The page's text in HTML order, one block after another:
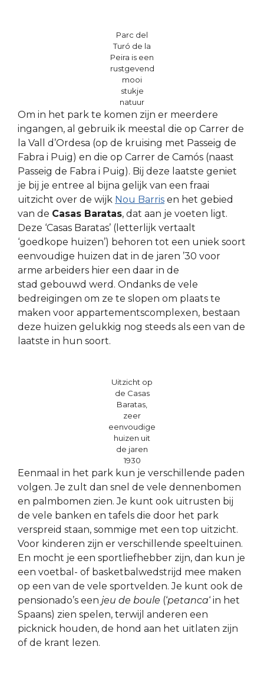
Parc del
Turó de la
Peira is een
rustgevend
mooi
stukje
natuur
Om in het park te komen zijn er meerdere
ingangen, al gebruik ik meestal die op Carrer de
la Vall d’Ordesa (op de kruising met Passeig de
Fabra i Puig) en die op Carrer de Camós (naast
Passeig de Fabra i Puig). Bij deze laatste geniet
je bij je entree al bijna gelijk van een fraai
uitzicht over de wijk Nou Barris en het gebied
van de Casas Baratas, dat aan je voeten ligt.
Deze ‘Casas Baratas’ (letterlijk vertaalt
‘goedkope huizen’) behoren tot een uniek soort
eenvoudige huizen dat in de jaren ’30 voor
arme arbeiders hier een daar in de
stad gebouwd werd. Ondanks de vele
bedreigingen om ze te slopen om plaats te
maken voor appartementscomplexen, bestaan
deze huizen gelukkig nog steeds als een van de
laatste in hun soort.
Uitzicht op
de Casas
Baratas,
zeer
eenvoudige
huizen uit
de jaren
1930
Eenmaal in het park kun je verschillende paden
volgen. Je zult dan snel de vele dennenbomen
en palmbomen zien. Je kunt ook uitrusten bij
de vele banken en tafels die door het park
verspreid staan, sommige met een top uitzicht.
Voor kinderen zijn er verschillende speeltuinen.
En mocht je een sportliefhebber zijn, dan kun je
een voetbal- of basketbalwedstrijd mee maken
op een van de vele sportvelden. Je kunt ook de
pensionado’s een jeu de boule (‘petanca‘ in het
Spaans) zien spelen, terwijl anderen een
picknick houden, de hond aan het uitlaten zijn
of de krant lezen.